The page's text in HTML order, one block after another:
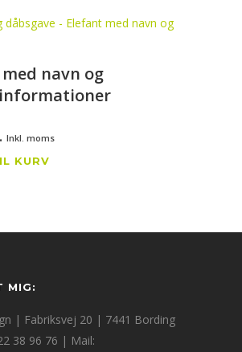
299,00kr.
Mulighederne
kan
navn og
Inkl. moms
KURV
MIG:
| Fabriksvej 20 | 7441 Bording
38 96 76 | Mail: